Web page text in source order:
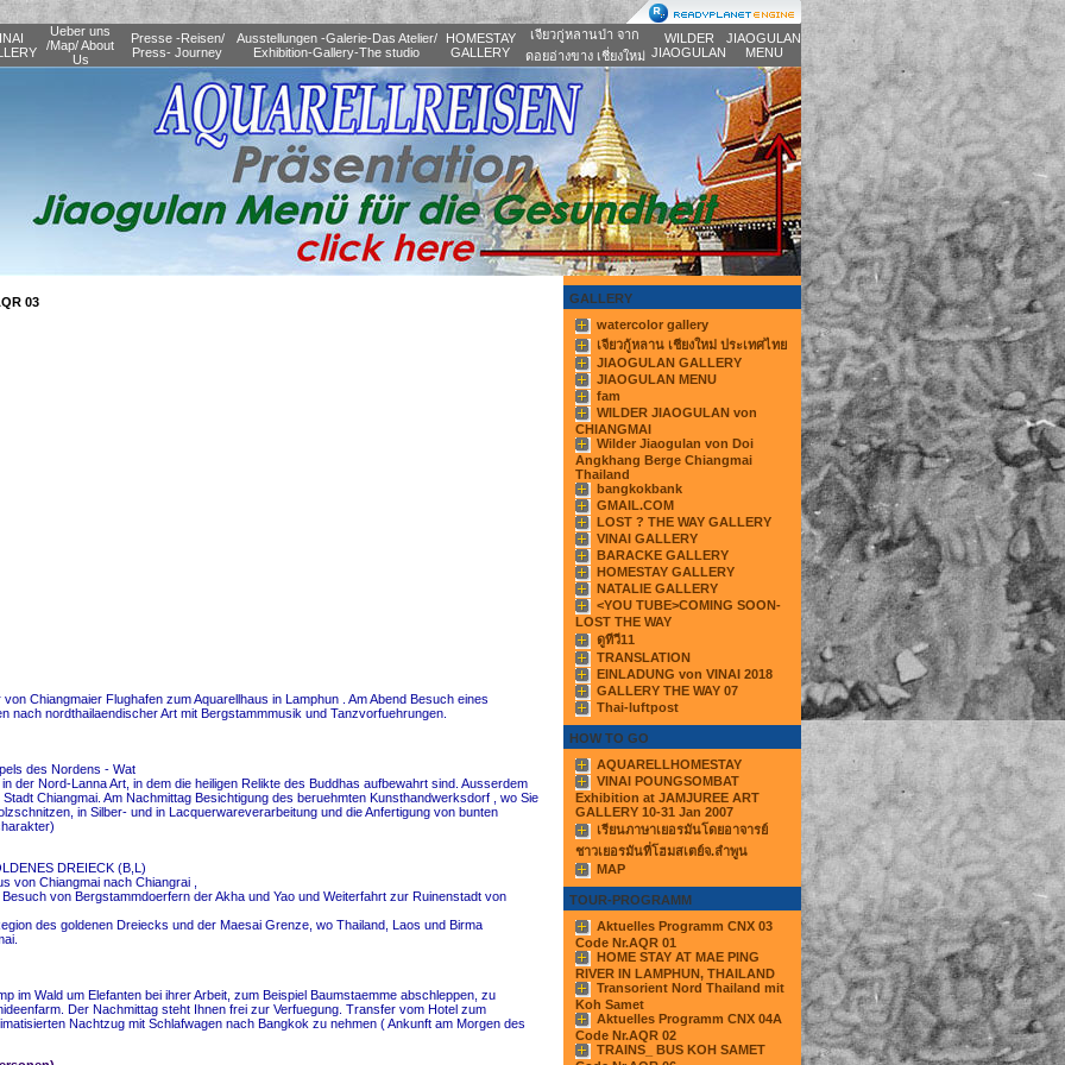
Ueber uns
/Map/ About
Us
Presse -Reisen/
Press- Journey
Ausstellungen -Galerie-Das Atelier/
Exhibition-Gallery-The studio
HOMESTAY
GALLERY
เจียวกู่หลานป่า จาก
ดอยอ่างขาง เชี่ยงใหม่
WILDER
JIAOGULAN
JIAOGULAN
MENU
03
Chiangmaier Flughafen zum Aquarellhaus in Lamphun . Am Abend Besuch eines
nach nordthailaendischer Art mit Bergstammmusik und Tanzvorfuehrungen.
des Nordens - Wat
der Nord-Lanna Art, in dem die heiligen Relikte des Buddhas aufbewahrt sind. Ausserdem
Chiangmai. Am Nachmittag Besichtigung des beruehmten Kunsthandwerksdorf , wo Sie
in Silber- und in Lacquerwareverarbeitung und die Anfertigung von bunten
DREIECK (B,L)
von Chiangmai nach Chiangrai ,
von Bergstammdoerfern der Akha und Yao und Weiterfahrt zur Ruinenstadt von
des goldenen Dreiecks und der Maesai Grenze, wo Thailand, Laos und Birma
im Wald um Elefanten bei ihrer Arbeit, zum Beispiel Baumstaemme abschleppen, zu
Der Nachmittag steht Ihnen frei zur Verfuegung. Transfer vom Hotel zum
Nachtzug mit Schlafwagen nach Bangkok zu nehmen ( Ankunft am Morgen des
GALLERY
watercolor gallery
เจียวกู้หลาน เชียงใหม่ ประเทศไทย
JIAOGULAN GALLERY
JIAOGULAN MENU
fam
WILDER JIAOGULAN von
CHIANGMAI
Wilder Jiaogulan von Doi
Angkhang Berge Chiangmai
Thailand
bangkokbank
GMAIL.COM
LOST ? THE WAY GALLERY
VINAI GALLERY
BARACKE GALLERY
HOMESTAY GALLERY
NATALIE GALLERY
<YOU TUBE>COMING SOON-
LOST THE WAY
ดูทีวี11
TRANSLATION
EINLADUNG von VINAI 2018
GALLERY THE WAY 07
Thai-luftpost
HOW TO GO
AQUARELLHOMESTAY
VINAI POUNGSOMBAT
Exhibition at JAMJUREE ART
GALLERY 10-31 Jan 2007
เรียนภาษาเยอรมันโดยอาจารย์
ชาวเยอรมันที่โฮมสเตย์จ.ลำพูน
MAP
TOUR-PROGRAMM
Aktuelles Programm CNX 03
Code Nr.AQR 01
HOME STAY AT MAE PING
RIVER IN LAMPHUN, THAILAND
Transorient Nord Thailand mit
Koh Samet
Aktuelles Programm CNX 04A
Code Nr.AQR 02
TRAINS_ BUS KOH SAMET